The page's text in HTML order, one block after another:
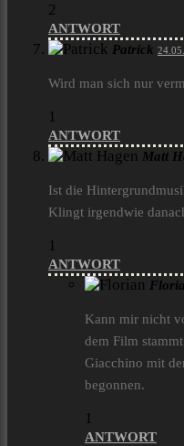
2
ANTWORT
Patrick
Wird man sich nur
1
ANTWORT
Matt
Ist die
Klingt irgendwie
1
ANTWORT
Kann mir nicht
dem Film
Giacchino mit
begonnen.
1
ANTWORT